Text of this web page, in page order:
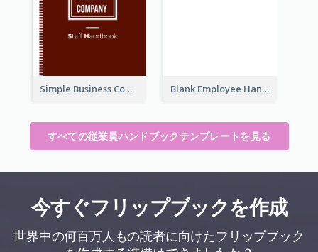
Simple Business Company Employee Handbook Blank Employee Handbook
すべての従業員ハンドブックテンプレートを見る
今すぐフリップブックを作成
世界中の何百万人もの読者に向けたフリップブック